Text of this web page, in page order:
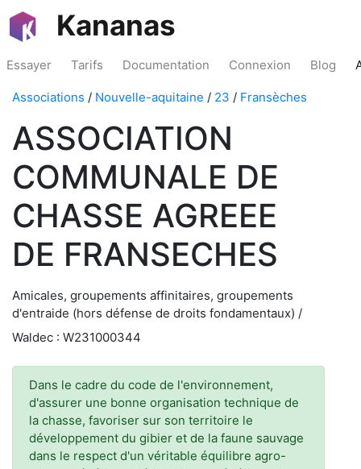
Kananas
Essayer Tarifs Documentation Connexion Blog
Associations / Nouvelle-aquitaine / 23 / Fransèches
ASSOCIATION
COMMUNALE DE
CHASSE AGREEE
DE FRANSECHES
Amicales, groupements affinitaires, groupements
d'entraide (hors défense de droits fondamentaux) /
Waldec : W231000344
Dans le cadre du code de l'environnement,
d'assurer une bonne organisation technique de
la chasse, favoriser sur son territoire le
développement du gibier et de la faune sauvage
dans le respect d'un véritable équilibre agro-